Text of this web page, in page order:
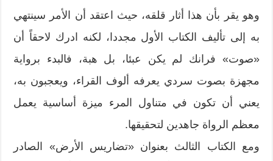
وهو يقر بأن هذا أثار قلقه، حيث اعتقد أن الأمر سينتهي
به إلى تأليف الكتاب الأول مجددا، لكنه ادرك لاحقاً أن
«صوت» فرانك لم يكن عبئا، بل هبة، فالبدء برواية
مجهزة بصوت سردي يعرفه ألوف القراء، ويعجبون به،
يعني أن تكون في متناول المرء ميزة أساسية يعمل
معظم الرواة جاهدين لتحقيقها.
ومع الكتاب الثالث بعنوان «تضاريس الأرض» الصادر